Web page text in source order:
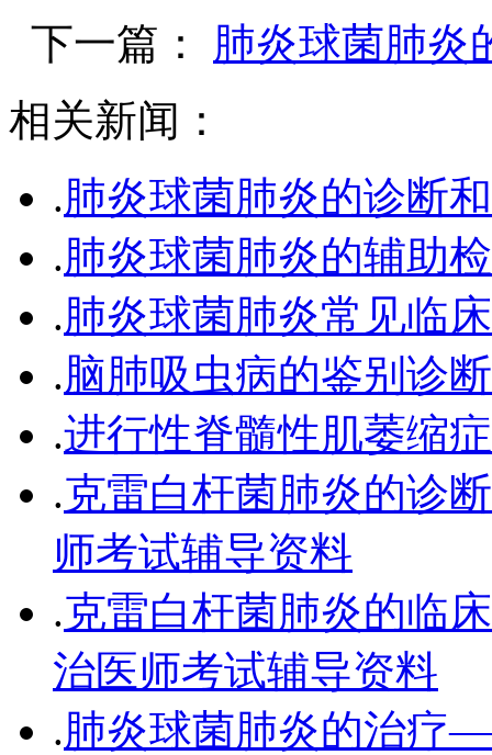
下一篇：
肺炎球菌肺炎
相关新闻：
.肺炎球菌肺炎的诊断
.肺炎球菌肺炎的辅助
.肺炎球菌肺炎常见临
.脑肺吸虫病的鉴别诊
.进行性脊髓性肌萎缩
.克雷白杆菌肺炎的诊
师考试辅导资料
.克雷白杆菌肺炎的临
治医师考试辅导资料
.肺炎球菌肺炎的治疗